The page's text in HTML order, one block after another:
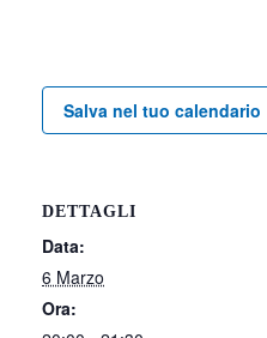
Salva nel tuo calendario
DETTAGLI
Data:
6 Marzo
Ora: